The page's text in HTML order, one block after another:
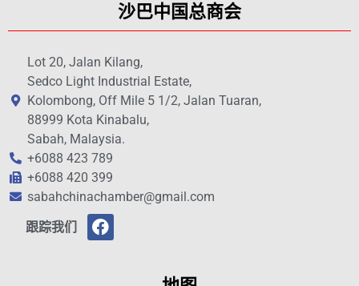
沙巴中国总商会
Lot 20, Jalan Kilang,
Sedco Light Industrial Estate,
Kolombong, Off Mile 5 1/2, Jalan Tuaran,
88999 Kota Kinabalu,
Sabah, Malaysia.
+6088 423 789
+6088 420 399
sabahchinachamber@gmail.com
跟踪我们